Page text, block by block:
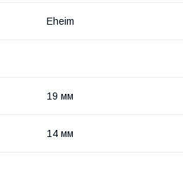
Eheim
19 мм
14 мм